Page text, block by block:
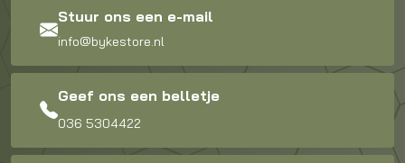
Stuur ons een e-mail
info@bykestore.nl
Geef ons een belletje
036 5304422